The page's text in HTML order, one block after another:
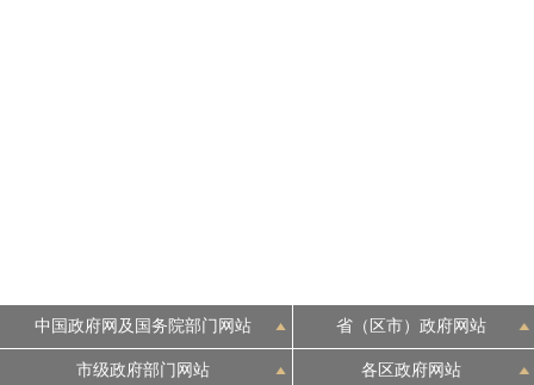
中国政府网及国务院部门网站 省（区市）政府网站
市级政府部门网站 各区政府网站